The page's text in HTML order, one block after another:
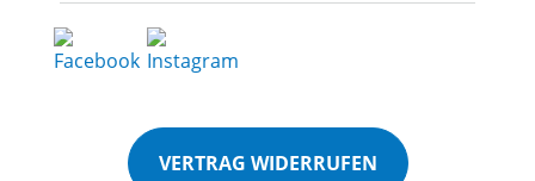
VERTRAG WIDERRUFEN